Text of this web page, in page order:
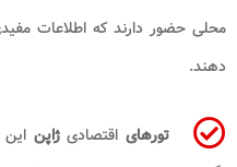
محلی حضور دارند که اطلاعات
دهند.
تورهای اقتصادیژاپن